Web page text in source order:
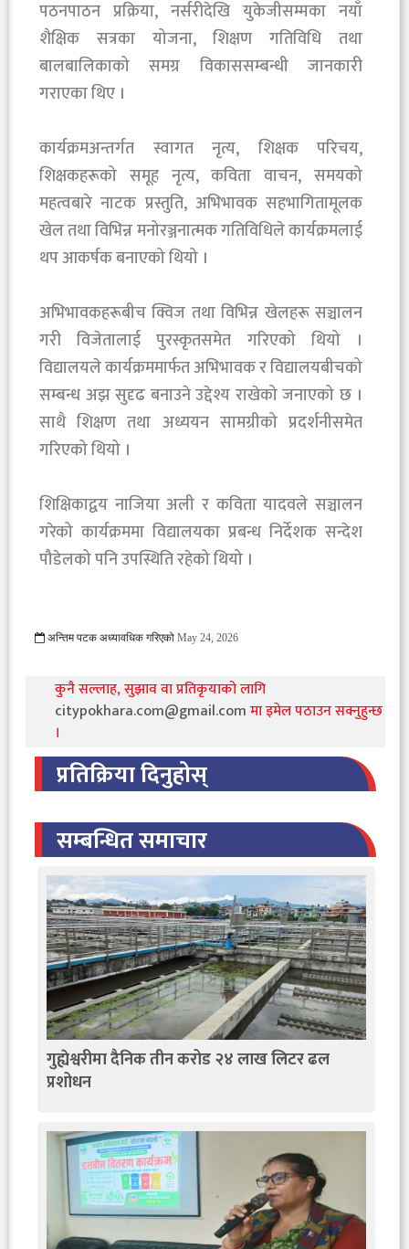
पठनपाठन प्रक्रिया, नर्सरीदेखि युकेजीसम्मका नयाँ
शैक्षिक सत्रका योजना, शिक्षण गतिविधि तथा
बालबालिकाको समग्र विकाससम्बन्धी जानकारी
गराएका थिए ।
‎कार्यक्रमअन्तर्गत स्वागत नृत्य, शिक्षक परिचय,
शिक्षकहरूको समूह नृत्य, कविता वाचन, समयको
महत्वबारे नाटक प्रस्तुति, अभिभावक सहभागितामूलक
खेल तथा विभिन्न मनोरञ्जनात्मक गतिविधिले कार्यक्रमलाई
थप आकर्षक बनाएको थियो ।
‎अभिभावकहरूबीच क्विज तथा विभिन्न खेलहरू सञ्चालन
गरी विजेतालाई पुरस्कृतसमेत गरिएको थियो ।
विद्यालयले कार्यक्रममार्फत अभिभावक र विद्यालयबीचको
सम्बन्ध अझ सुदृढ बनाउने उद्देश्य राखेको जनाएको छ ।
साथै शिक्षण तथा अध्ययन सामग्रीको प्रदर्शनीसमेत
गरिएको थियो ।
‎शिक्षिकाद्वय नाजिया अली र कविता यादवले सञ्चालन
गरेको कार्यक्रममा विद्यालयका प्रबन्ध निर्देशक सन्देश
पौडेलको पनि उपस्थिति रहेको थियो ।
अन्तिम पटक अध्यावधिक गरिएको May 24, 2026
कुनै सल्लाह, सुझाव वा प्रतिकृयाको लागि
citypokhara.com@gmail.comमा इमेल पठाउन सक्नुहुन्छ
।
प्रतिक्रिया दिनुहोस्
सम्बन्धित समाचार
गुह्येश्वरीमा दैनिक तीन करोड २४ लाख लिटर ढल
प्रशोधन